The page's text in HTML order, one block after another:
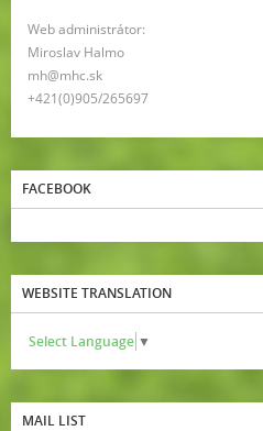
Web administrátor:
Miroslav Halmo
mh@mhc.sk
+421(0)905/265697
FACEBOOK
WEBSITE TRANSLATION
Select Language ▼
MAIL LIST